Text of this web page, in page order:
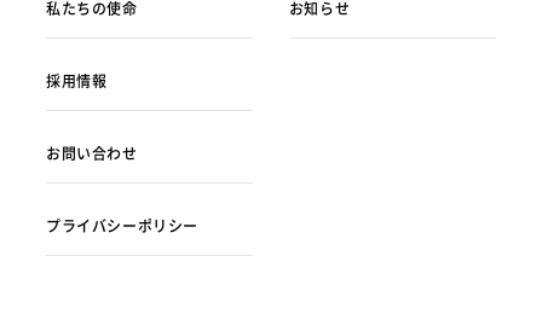
私たちの使命 お知らせ
採用情報
お問い合わせ
プライバシーポリシー